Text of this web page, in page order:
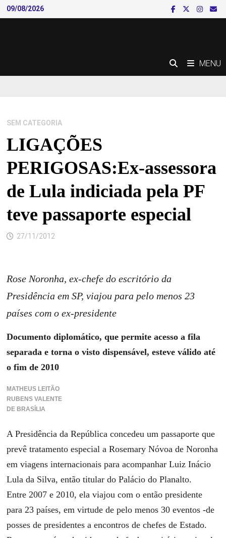
Skip
to
09/08/2026
MENU
SEM CATEGORIA
LIGAÇÕES
PERIGOSAS:Ex-assessora
de Lula indiciada pela PF
teve passaporte especial
27/11/2012
Rose Noronha, ex-chefe do escritório da
Presidência em SP, viajou para pelo menos 23
países com o ex-presidente
Documento diplomático, que permite acesso a fila
separada e torna o visto dispensável, esteve válido até
o fim de 2010
MATHEUS LEITÃO
RUBENS VALENTE
DE BRASÍLIA
A Presidência da República concedeu um passaporte que
prevê tratamento especial a Rosemary Nóvoa de Noronha
em viagens internacionais para acompanhar Luiz Inácio
Lula da Silva, então titular do Palácio do Planalto.
Entre 2007 e 2010, ela viajou com o então presidente
para 23 países, em virtude de pelo menos 30 eventos -de
posses de presidentes a encontros de chefes de Estado.